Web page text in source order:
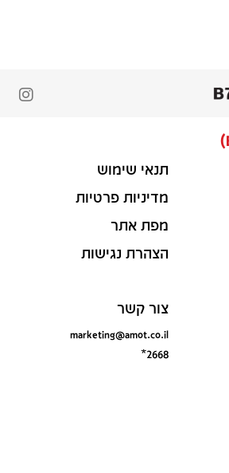
תנאי שימוש
מדיניות פרטיות
מפת אתר
הצהרת נגישות
צור קשר
marketing@amot.co.il
*2668